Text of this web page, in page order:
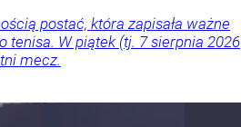
postać, która zapisała ważne
tenisa. W piątek (tj. 7 sierpnia 2026
mecz.